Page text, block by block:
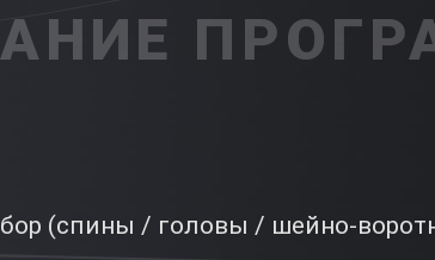
(спины / головы / шейно-